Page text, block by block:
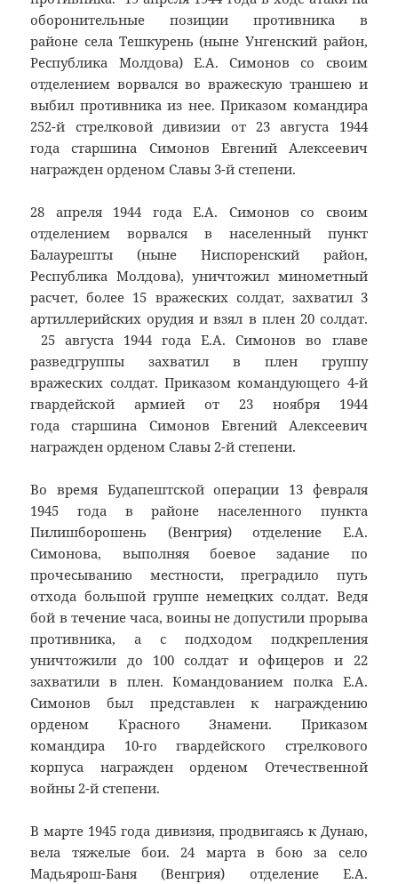
оборонительные позиции противника в
районе села Тешкурень (ныне Унгенский район,
Республика Молдова) Е.А. Симонов со своим
отделением ворвался во вражескую траншею и
выбил противника из нее. Приказом командира
252-й стрелковой дивизии от 23 августа 1944
года старшина Симонов Евгений Алексеевич
награжден орденом Славы 3-й степени.
28 апреля 1944 года Е.А. Симонов со своим
отделением ворвался в населенный пункт
Балаурешты (ныне Ниспоренский район,
Республика Молдова), уничтожил минометный
расчет, более 15 вражеских солдат, захватил 3
артиллерийских орудия и взял в плен 20 солдат.
25 августа 1944 года Е.А. Симонов во главе
разведгруппы захватил в плен группу
вражеских солдат. Приказом командующего 4-й
гвардейской армией от 23 ноября 1944
года старшина Симонов Евгений Алексеевич
награжден орденом Славы 2-й степени.
Во время Будапештской операции 13 февраля
1945 года в районе населенного пункта
Пилишборошень (Венгрия) отделение Е.А.
Симонова, выполняя боевое задание по
прочесыванию местности, преградило путь
отхода большой группе немецких солдат. Ведя
бой в течение часа, воины не допустили прорыва
противника, а с подходом подкрепления
уничтожили до 100 солдат и офицеров и 22
захватили в плен. Командованием полка Е.А.
Симонов был представлен к награждению
орденом Красного Знамени. Приказом
командира 10-го гвардейского стрелкового
корпуса награжден орденом Отечественной
войны 2-й степени.
В марте 1945 года дивизия, продвигаясь к Дунаю,
вела тяжелые бои. 24 марта в бою за село
Мадьярош-Баня (Венгрия) отделение Е.А.